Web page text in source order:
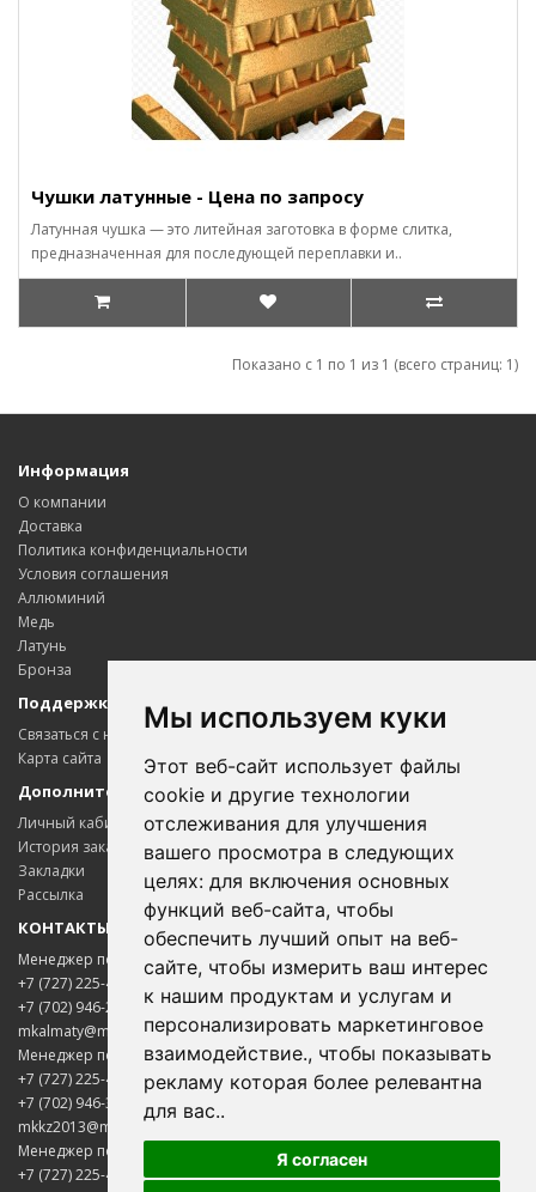
Мы используем куки
Этот веб-сайт использует файлы
cookie и другие технологии
отслеживания для улучшения
вашего просмотра в следующих
целях: для включения основных
функций веб-сайта, чтобы
обеспечить лучший опыт на веб-
сайте, чтобы измерить ваш интерес
к нашим продуктам и услугам и
персонализировать маркетинговое
взаимодействие., чтобы показывать
рекламу которая более релевантна
для вас..
Я согласен
Чушки латунные - Цена по запросу
Латунная чушка — это литейная заготовка в форме слитка,
предназначенная для последующей переплавки и..
Показано с 1 по 1 из 1 (всего страниц: 1)
Информация
О компании
Доставка
Политика конфиденциальности
Условия соглашения
Аллюминий
Медь
Латунь
Бронза
Поддержка клиентов
Связаться с нами
Карта сайта
Дополнительно
Личный кабинет
История заказов
Закладки
Рассылка
КОНТАКТЫ
Менеджер по цветному металлопрокату
+7 (727) 225-45-65
+7 (702) 946-20-02
mkalmaty@mail.ru
Менеджер по электротехнической продукции
+7 (727) 225-45-85
+7 (702) 946-33-00
mkkz2013@mail.ru
Менеджер по нержавеющему металлопрокату
+7 (727) 225-45-75